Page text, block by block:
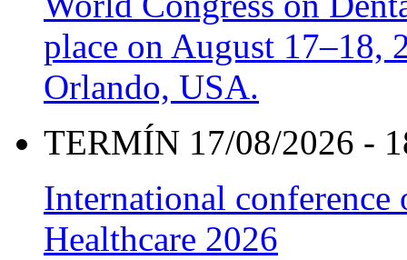
place on August 17–18,
Orlando, USA.
TERMÍN 17/08/2026 -
International
Healthcare 2026